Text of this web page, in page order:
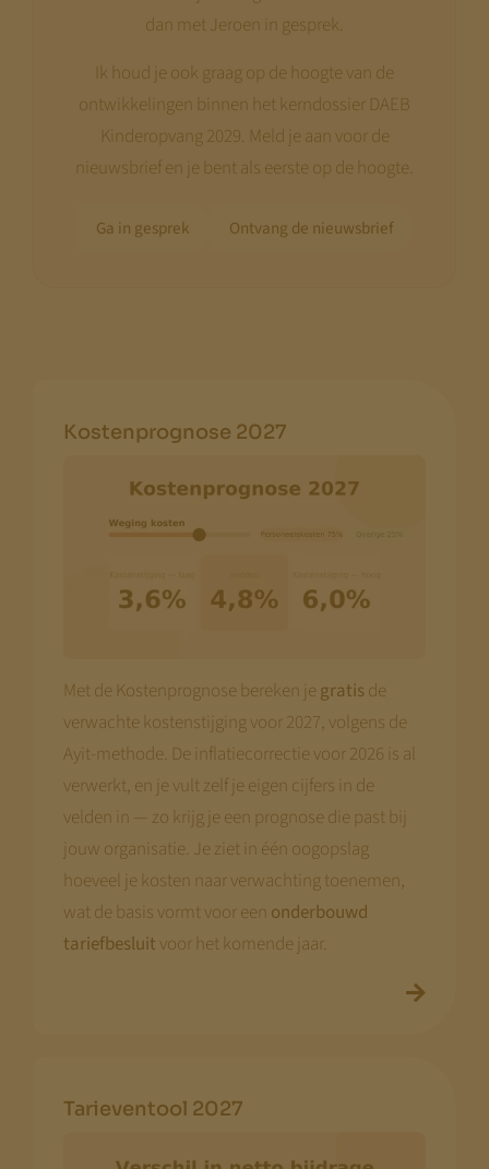
dan met Jeroen in gesprek.
Ik houd je ook graag op de hoogte van de
ontwikkelingen binnen het kerndossier DAEB
Kinderopvang 2029. Meld je aan voor de
nieuwsbrief en je bent als eerste op de hoogte.
Ga in gesprek Ontvang de nieuwsbrief
Kostenprognose 2027
Met de Kostenprognose bereken jegratisde
verwachte kostenstijging voor 2027, volgens de
Ayit-methode. De inflatiecorrectie voor 2026 is al
verwerkt, en je vult zelf je eigen cijfers in de
velden in — zo krijg je een prognose die past bij
jouw organisatie. Je ziet in één oogopslag
hoeveel je kosten naar verwachting toenemen,
wat de basis vormt voor een onderbouwd
tariefbesluitvoor het komende jaar.
Tarieventool 2027